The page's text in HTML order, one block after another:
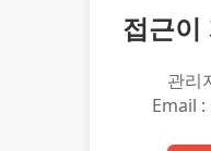
접근이
관리
Email